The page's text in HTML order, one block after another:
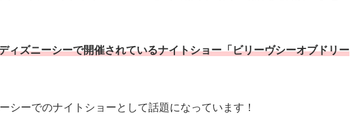
ィズニーシーで開催されているナイトショー「ビリーヴシーオブドリー
シーでのナイトショーとして話題になっています！